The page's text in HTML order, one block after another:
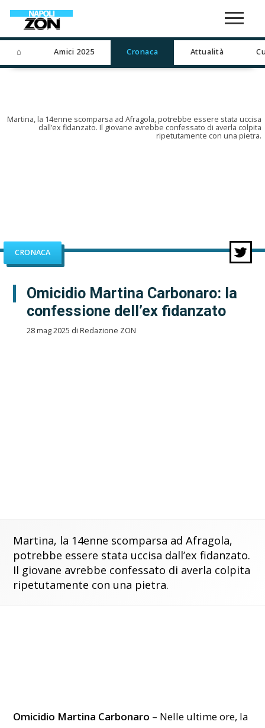
⌂ Amici 2025 Cronaca Attualità
Martina, la 14enne scomparsa ad Afragola, potrebbe essere stata uccisa
dall’ex fidanzato. Il giovane avrebbe confessato di averla colpita
ripetutamente con una pietra.
CRONACA
Omicidio Martina Carbonaro: la
confessione dell’ex fidanzato
28 mag 2025 di Redazione ZON
Martina, la 14enne scomparsa ad Afragola,
potrebbe essere stata uccisa dall’ex fidanzato.
Il giovane avrebbe confessato di averla colpita
ripetutamente con una pietra.
Omicidio Martina Carbonaro – Nelle ultime ore, la